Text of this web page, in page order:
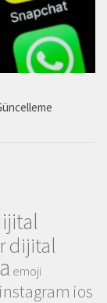
dijital
emoji
instagram ios